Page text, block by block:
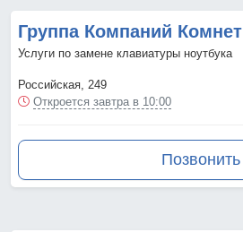
Группа Компаний Комнет
Услуги по замене клавиатуры ноутбука
Российская, 249
Откроется завтра в 10:00
Позвонить